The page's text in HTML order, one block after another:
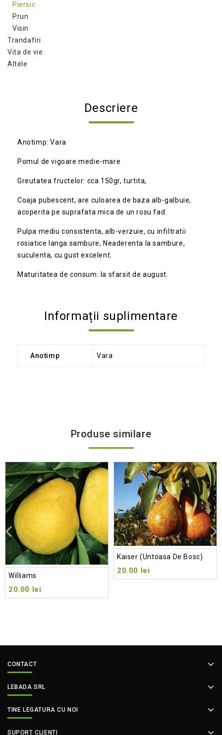
Piersic
Prun
Visin
Trandafiri
Vita de vie
Altele
Descriere
Anotimp: Vara
Pomul de vigoare medie-mare
Greutatea fructelor: cca 150gr, turtita,
Coaja pubescent, are culoarea de baza alb-galbuie,
acoperita pe suprafata mica de un rosu fad.
Pulpa mediu consistenta, alb-verzuie, cu infiltratii
rosiatice langa sambure, Neaderenta la sambure,
suculenta, cu gust excelent.
Maturitatea de consum: la sfarsit de august.
Informații suplimentare
Anotimp Vara
Produse similare
Williams
20.00 lei
Kaiser (Untoasa De Bosc)
20.00 lei
CONTACT
LEBADA SRL
TINE LEGATURA CU NOI
SUPORT CLIENTI